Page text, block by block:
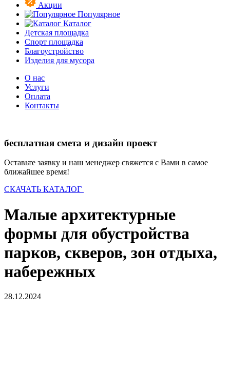
Акции
Популярное
Каталог
Детская площадка
Спорт площадка
Благоустройство
Изделия для мусора
О нас
Услуги
Оплата
Контакты
бесплатная смета и дизайн проект
Оставьте заявку и наш менеджер свяжется с Вами в самое
ближайшее время!
СКАЧАТЬ КАТАЛОГ
Малые архитектурные
формы для обустройства
парков, скверов, зон отдыха,
набережных
28.12.2024